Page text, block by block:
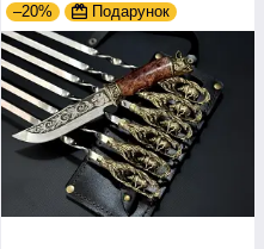
–20% Подарунок